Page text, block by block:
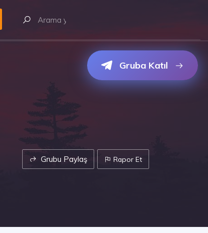
Grubu Paylaş Rapor Et
Gruba Katıl